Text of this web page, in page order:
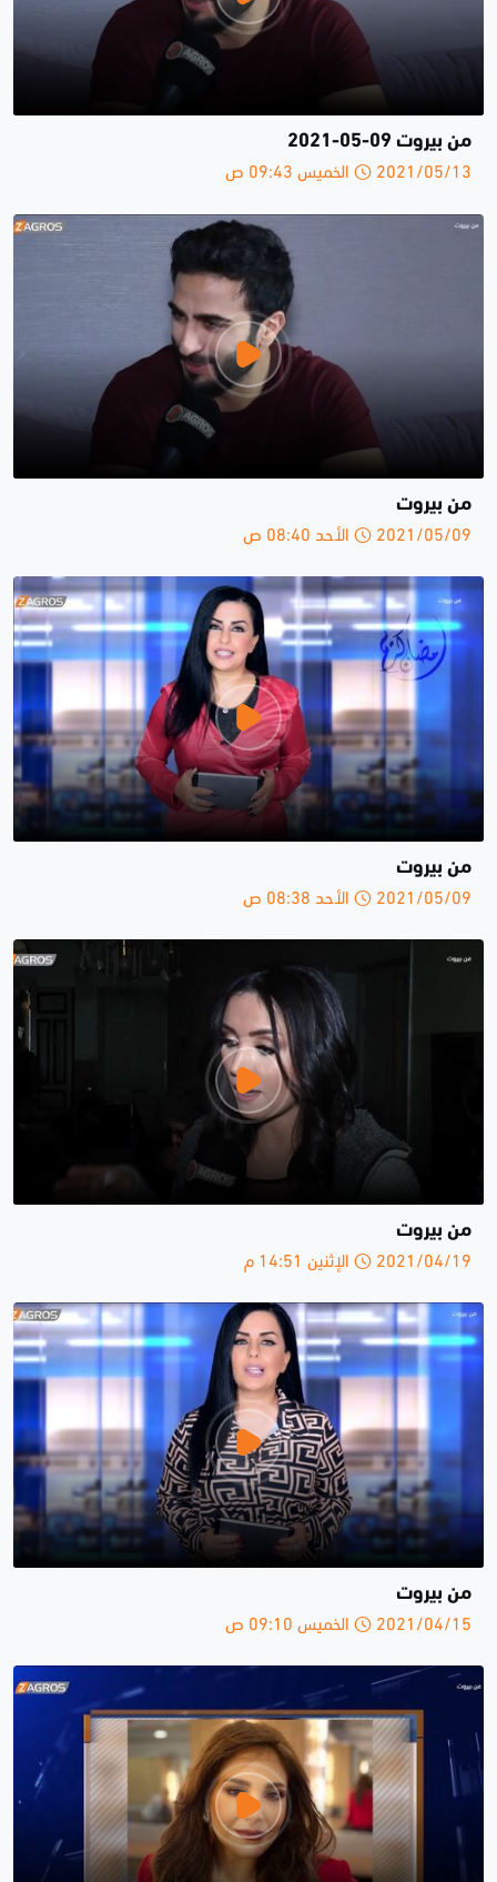
من بيروت 09-05-2021
2021/05/13 الخميس 09:43 ص
من بيروت
2021/05/09 الأحد 08:40 ص
من بيروت
2021/05/09 الأحد 08:38 ص
من بيروت
2021/04/19 الإثنين 14:51 م
من بيروت
2021/04/15 الخميس 09:10 ص